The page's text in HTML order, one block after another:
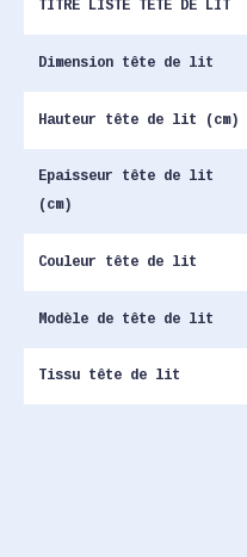
TITRE LISTE TETE DE LIT
Dimension tête de lit
Hauteur tête de lit (cm)
Epaisseur tête de lit
(cm)
Couleur tête de lit
Modèle de tête de lit
Tissu tête de lit